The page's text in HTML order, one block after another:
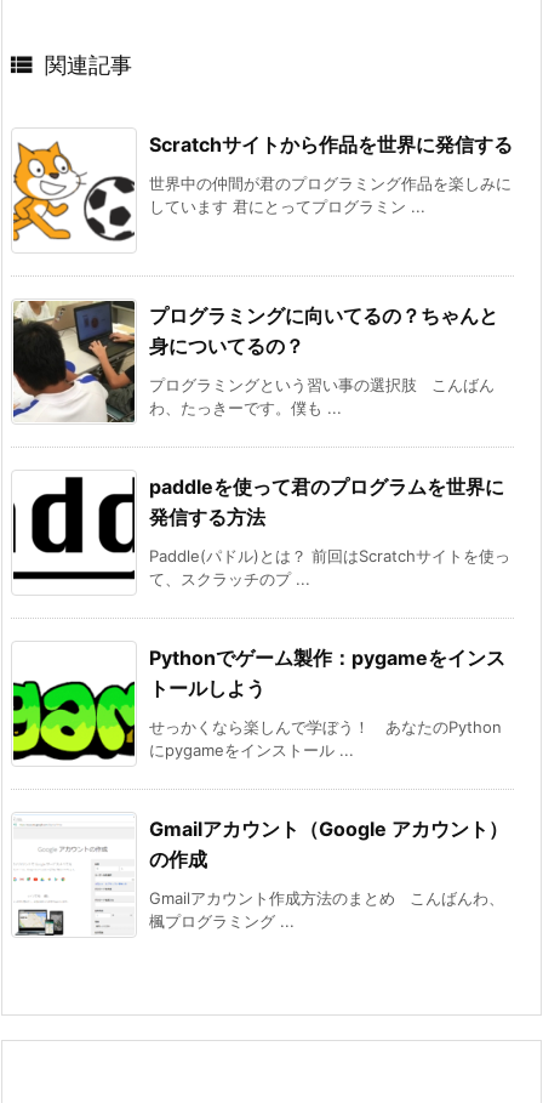
 関連記事
Scratchサイトから作品を世界に発信する
世界中の仲間が君のプログラミング作品を楽しみに
しています 君にとってプログラミン ...
プログラミングに向いてるの？ちゃんと
身についてるの？
プログラミングという習い事の選択肢 こんばん
わ、たっきーです。僕も ...
paddleを使って君のプログラムを世界に
発信する方法
Paddle(パドル)とは？ 前回はScratchサイトを使っ
て、スクラッチのプ ...
Pythonでゲーム製作：pygameをインス
トールしよう
せっかくなら楽しんで学ぼう！ あなたのPython
にpygameをインストール ...
Gmailアカウント（Google アカウント）
の作成
Gmailアカウント作成方法のまとめ こんばんわ、
楓プログラミング ...